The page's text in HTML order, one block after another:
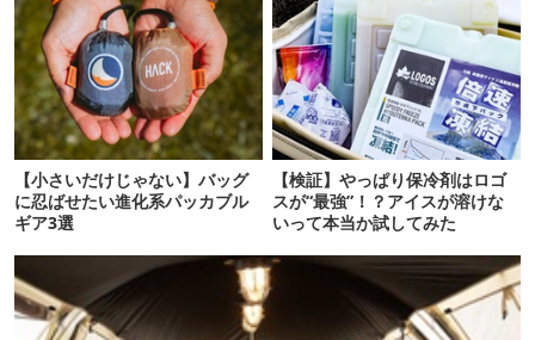
【小さいだけじゃない】バッグ
に忍ばせたい進化系パッカブル
ギア3選
【検証】やっぱり保冷剤はロゴ
スが“最強”！？アイスが溶けな
いって本当か試してみた